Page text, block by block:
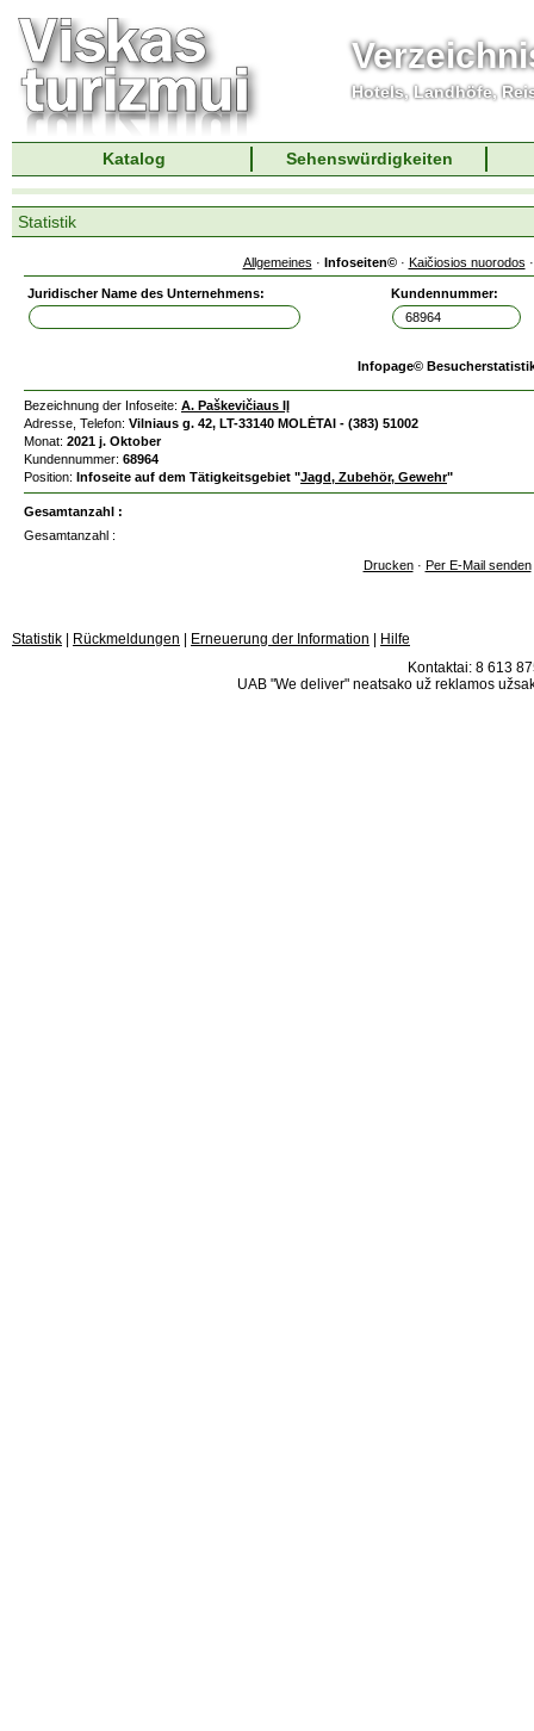
Hotels, Landhöfe,
Katalog Sehenswürdigkeiten
Statistik
Allgemeines · Infoseiten© · Kaičiosios nuorodos
Juridischer Name des Unternehmens: Kundennummer:
Infopage©
Bezeichnung der Infoseite: A. Paškevičiaus IĮ
Adresse, Telefon: Vilniaus g. 42, LT-33140 MOLĖTAI - (383) 51002
Monat: 2021 j. Oktober
Kundennummer: 68964
Position: Infoseite auf dem Tätigkeitsgebiet "Jagd, Zubehör, Gewehr"
Gesamtanzahl :
Gesamtanzahl :
Drucken· Per E-Mail senden
Statistik Rückmeldungen Erneuerung der Information
Hilfe
Kontaktai: 8 613
UAB "We deliver" neatsako už reklamos